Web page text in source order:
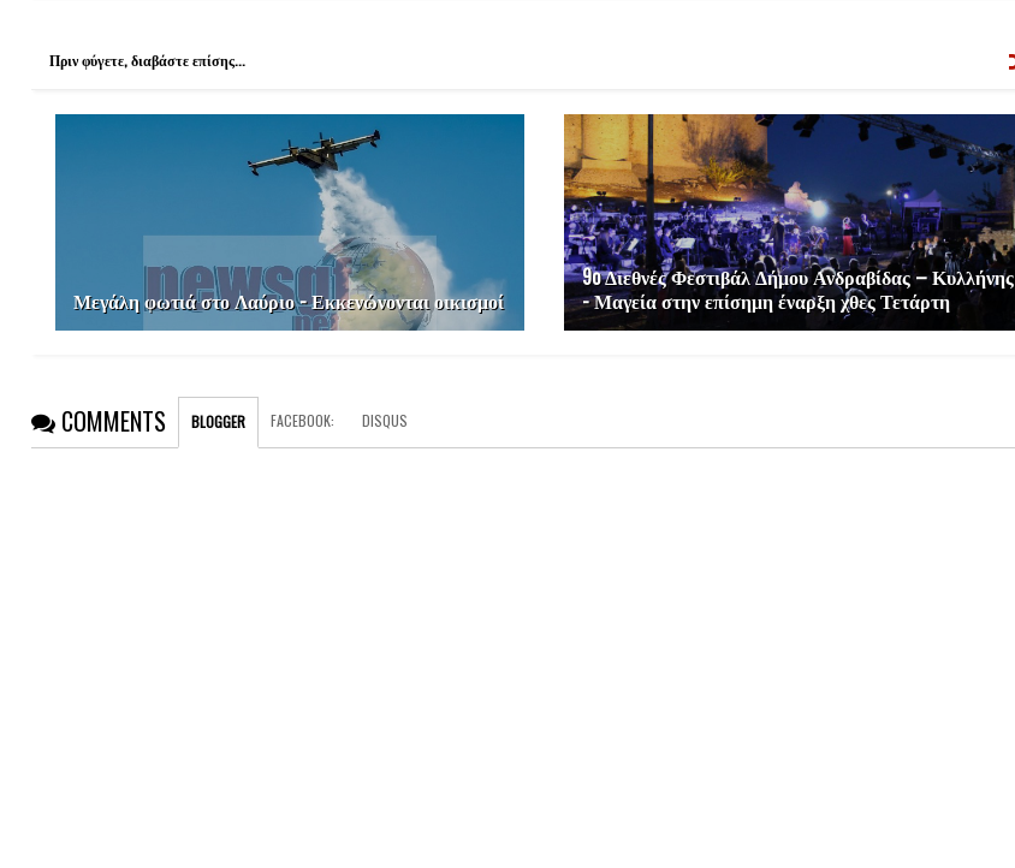
o
e
r
Πριν φύγετε, διαβάστε επίσης...
Μεγάλη φωτιά στο Λαύριο - Εκκενώνονται οικισμοί
9o Διεθνές Φεστιβάλ Δήμου Ανδραβίδας – Κυλλήνης
- Μαγεία στην επίσημη έναρξη χθες Τετάρτη
COMMENTS BLOGGER FACEBOOK: DISQUS